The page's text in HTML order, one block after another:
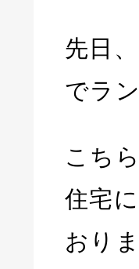
先日
でラ
こち
住宅
おりま